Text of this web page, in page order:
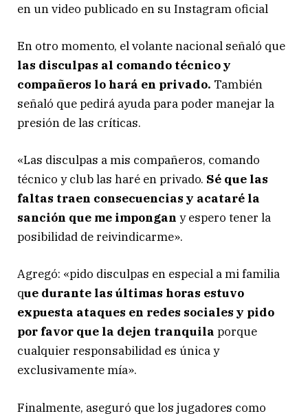
en un video publicado en su Instagram oficial
En otro momento, el volante nacional señaló que
las disculpas al comando técnico y
compañeros lo hará en privado. También
señaló que pedirá ayuda para poder manejar la
presión de las críticas.
«Las disculpas a mis compañeros, comando
técnico y club las haré en privado. Sé que las
faltas traen consecuencias y acataré la
sanción que me impongan y espero tener la
posibilidad de reivindicarme».
Agregó: «pido disculpas en especial a mi familia
que durante las últimas horas estuvo
expuesta ataques en redes sociales y pido
por favor que la dejen tranquila porque
cualquier responsabilidad es única y
exclusivamente mía».
Finalmente, aseguró que los jugadores como